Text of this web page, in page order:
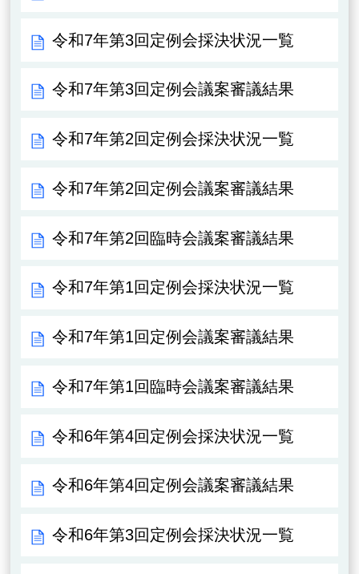
令和7年第3回定例会採決状況一覧
令和7年第3回定例会議案審議結果
令和7年第2回定例会採決状況一覧
令和7年第2回定例会議案審議結果
令和7年第2回臨時会議案審議結果
令和7年第1回定例会採決状況一覧
令和7年第1回定例会議案審議結果
令和7年第1回臨時会議案審議結果
令和6年第4回定例会採決状況一覧
令和6年第4回定例会議案審議結果
令和6年第3回定例会採決状況一覧